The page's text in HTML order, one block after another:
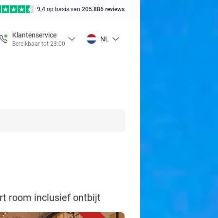
9,4 op basis van 205.886 reviews
Klantenservice
Bereikbaar tot 23:00
NL
room inclusief ontbijt